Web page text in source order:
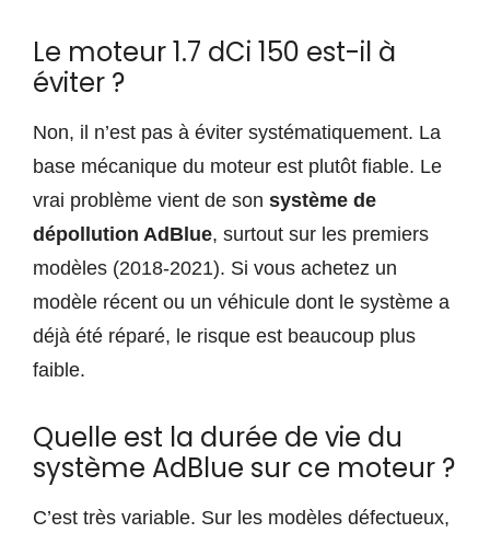
Le moteur 1.7 dCi 150 est-il à
éviter ?
Non, il n’est pas à éviter systématiquement. La
base mécanique du moteur est plutôt fiable. Le
vrai problème vient de son système de
dépollution AdBlue, surtout sur les premiers
modèles (2018-2021). Si vous achetez un
modèle récent ou un véhicule dont le système a
déjà été réparé, le risque est beaucoup plus
faible.
Quelle est la durée de vie du
système AdBlue sur ce moteur ?
C’est très variable. Sur les modèles défectueux,